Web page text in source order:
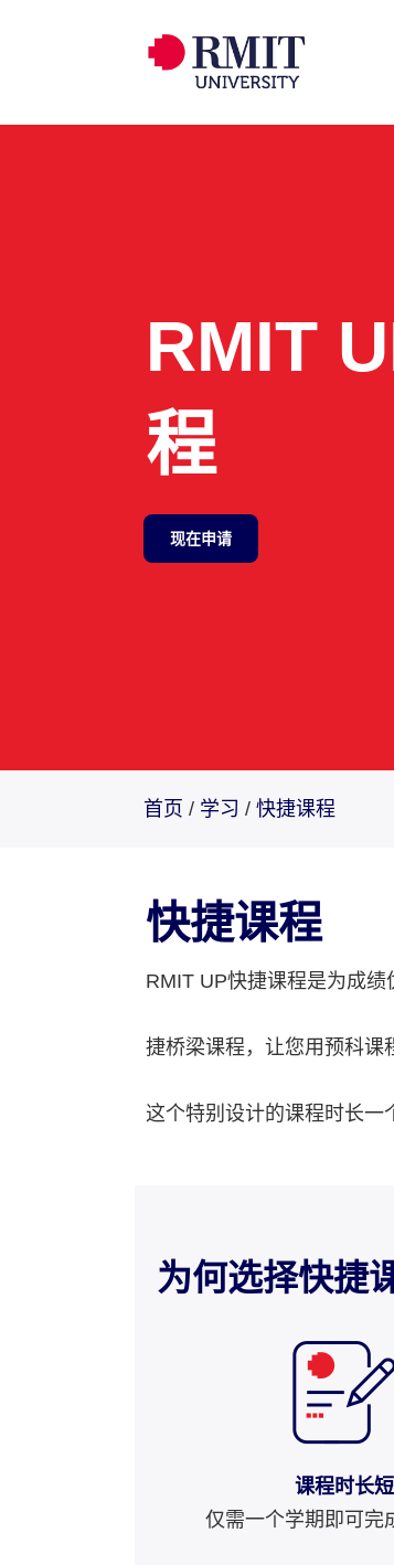
RMIT
程
现在申请
首页 / 学习 /快捷课程
快捷课程
RMIT UP快捷课程是为成
捷桥梁课程，让您用预科课
这个特别设计的课程时长一
为何选择快捷
课程时长短
仅需一个学期即可完